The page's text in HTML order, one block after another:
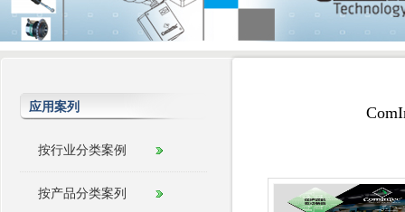
应用案列
按行业分类案例
按产品分类案列